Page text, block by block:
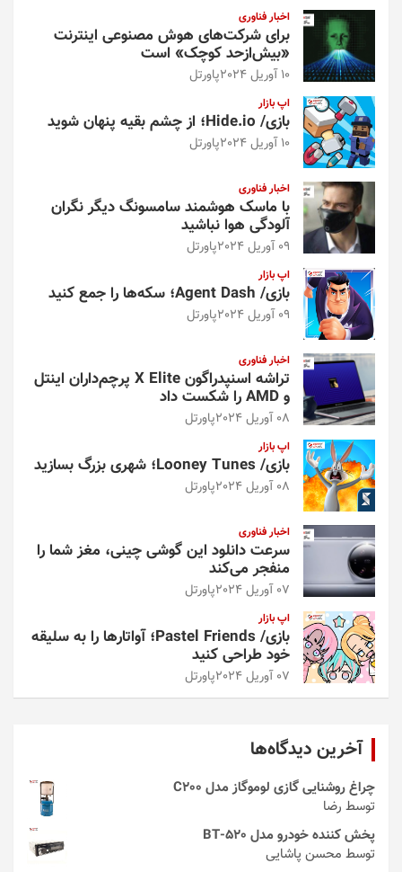
اخبار فناوری
برای شرکت‌های هوش مصنوعی اینترنت
«بیش‌از‌حد کوچک» است
10 آوریل 2024 پاورتل
اپ بازار
بازی/ Hide.io؛ از چشم بقیه پنهان شوید
10 آوریل 2024 پاورتل
اخبار فناوری
با ماسک هوشمند سامسونگ دیگر نگران
آلودگی هوا نباشید
09 آوریل 2024 پاورتل
اپ بازار
بازی/ Agent Dash؛ سکه‌ها را جمع کنید
09 آوریل 2024 پاورتل
اخبار فناوری
تراشه اسنپدراگون X Elite پرچم‌داران اینتل
و AMD را شکست داد
08 آوریل 2024 پاورتل
اپ بازار
بازی/ Looney Tunes؛ شهری بزرگ بسازید
08 آوریل 2024 پاورتل
اخبار فناوری
سرعت دانلود این گوشی چینی، مغز شما را
منفجر می‌کند
07 آوریل 2024 پاورتل
اپ بازار
بازی/ Pastel Friends؛ آواتارها را به سلیقه
خود طراحی کنید
07 آوریل 2024 پاورتل
آخرین دیدگاه‌ها
چراغ روشنایی گازی لوموگاز مدل C200
توسط رضا
پخش کننده خودرو مدل 520-BT
توسط محسن پاشایی